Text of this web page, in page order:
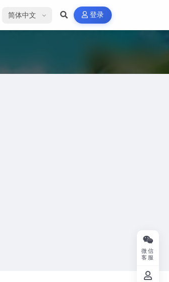
选择语言 登录
微信
客服